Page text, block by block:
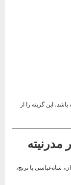
این گزینه را از
یا ترنج،